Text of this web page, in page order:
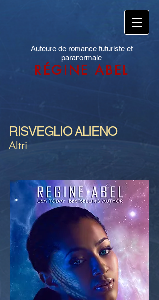
Auteure de romance futuriste et
paranormale
RÉGINE ABEL
RISVEGLIO ALIENO
Altri